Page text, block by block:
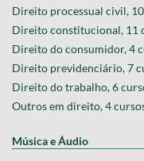
Direito processual civil, 10
Direito constitucional, 11
Direito do consumidor, 4
Direito previdenciário, 7
Direito do trabalho, 6
Outros em direito, 4 cursos
Música e Áudio